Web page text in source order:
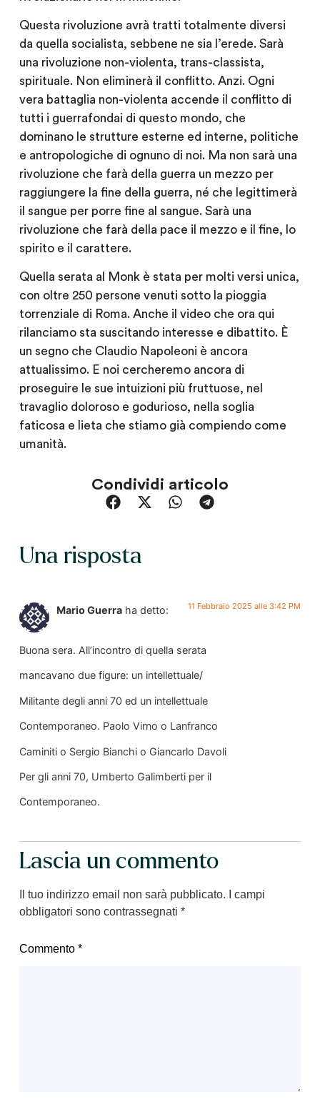
Questa rivoluzione avrà tratti totalmente diversi
da quella socialista, sebbene ne sia l’erede. Sarà
una rivoluzione non-violenta, trans-classista,
spirituale. Non eliminerà il conflitto. Anzi. Ogni
vera battaglia non-violenta accende il conflitto di
tutti i guerrafondai di questo mondo, che
dominano le strutture esterne ed interne, politiche
e antropologiche di ognuno di noi. Ma non sarà una
rivoluzione che farà della guerra un mezzo per
raggiungere la fine della guerra, né che legittimerà
il sangue per porre fine al sangue. Sarà una
rivoluzione che farà della pace il mezzo e il fine, lo
spirito e il carattere.
Quella serata al Monk è stata per molti versi unica,
con oltre 250 persone venuti sotto la pioggia
torrenziale di Roma. Anche il video che ora qui
rilanciamo sta suscitando interesse e dibattito. È
un segno che Claudio Napoleoni è ancora
attualissimo. E noi cercheremo ancora di
proseguire le sue intuizioni più fruttuose, nel
travaglio doloroso e godurioso, nella soglia
faticosa e lieta che stiamo già compiendo come
umanità.
Condividi articolo
Una risposta
Mario Guerra ha detto: 11 Febbraio 2025 alle 3:42 PM
Buona sera. All’incontro di quella serata
mancavano due figure: un intellettuale/
Militante degli anni 70 ed un intellettuale
Contemporaneo. Paolo Virno o Lanfranco
Caminiti o Sergio Bianchi o Giancarlo Davoli
Per gli anni 70, Umberto Galimberti per il
Contemporaneo.
Lascia un commento
Il tuo indirizzo email non sarà pubblicato.
I campi
obbligatori sono contrassegnati *
Commento *